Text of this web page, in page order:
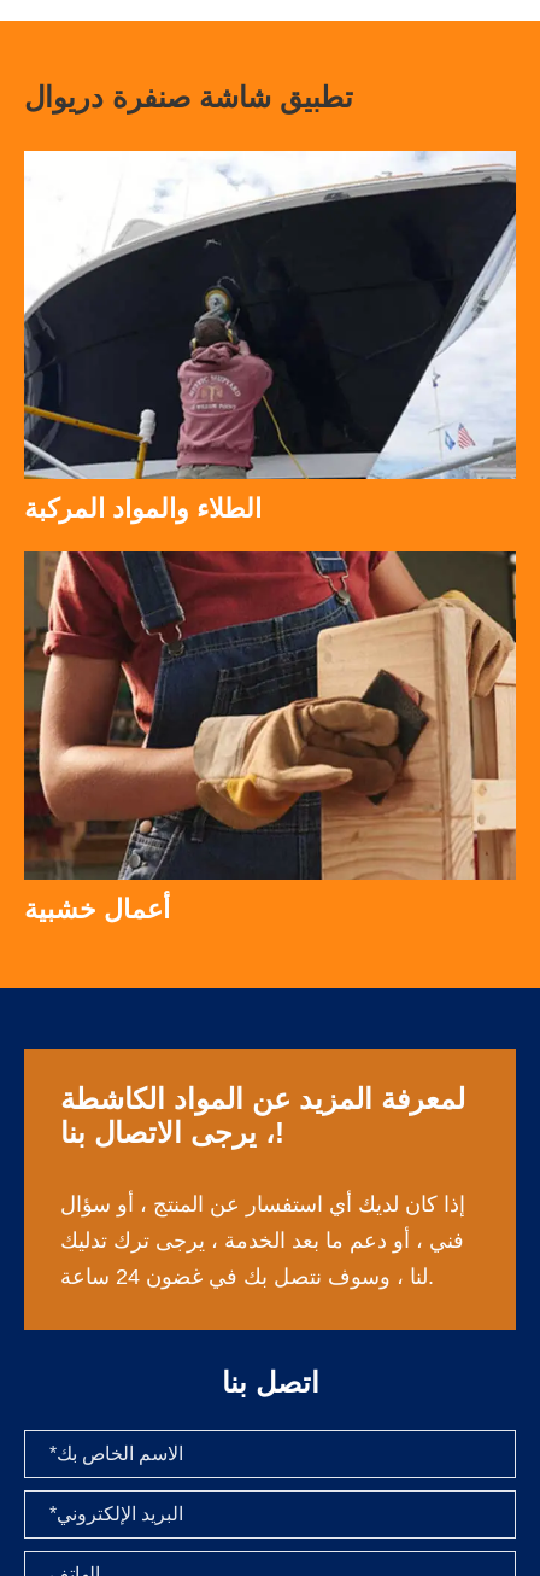
تطبيق شاشة صنفرة دريوال
الطلاء والمواد المركبة
أعمال خشبية
لمعرفة المزيد عن المواد الكاشطة
، يرجى الاتصال بنا!
إذا كان لديك أي استفسار عن المنتج ، أو سؤال
فني ، أو دعم ما بعد الخدمة ، يرجى ترك تدليك
لنا ، وسوف نتصل بك في غضون 24 ساعة.
اتصل بنا